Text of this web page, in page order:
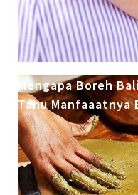
Mengapa Boreh
Tahu Manfaaatnya